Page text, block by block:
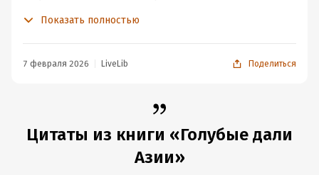
прообразами персонажей романа о Чингиз-хане.
— в дороге, среди бескрайних пространств и древних
легенд.
Жаль, что значительная часть записей погибла в
пожарах войн и революций. Но и то, что сохранилось,
Показать полностью
7 февраля 2026 LiveLib Поделиться
Цитаты из книги «Голубые дали
Азии»